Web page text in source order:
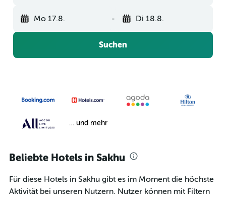
Mo 17.8. - Di 18.8.
Suchen
… und mehr
Beliebte Hotels in Sakhu
Für diese Hotels in Sakhu gibt es im Moment die höchste
Aktivität bei unseren Nutzern. Nutzer können mit Filtern